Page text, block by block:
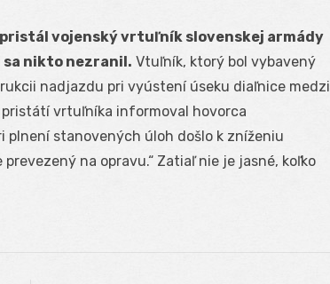
vojenský vrtuľník slovenskej armády
sa nikto nezranil. Vtuľník, ktorý bol vybavený
nadjazdu pri vyústení úseku diaľnice medzi
vrtuľníka informoval hovorca
plnení stanovených úloh došlo k zníženiu
na opravu.“ Zatiaľ nie je jasné, koľko